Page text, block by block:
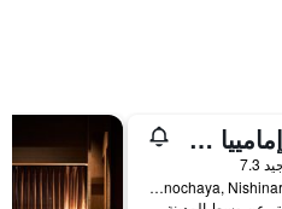
شين-إمامييا هوتل
7.3
1-2-20, Haginochaya, Nishinari, أوساكا, اليابان